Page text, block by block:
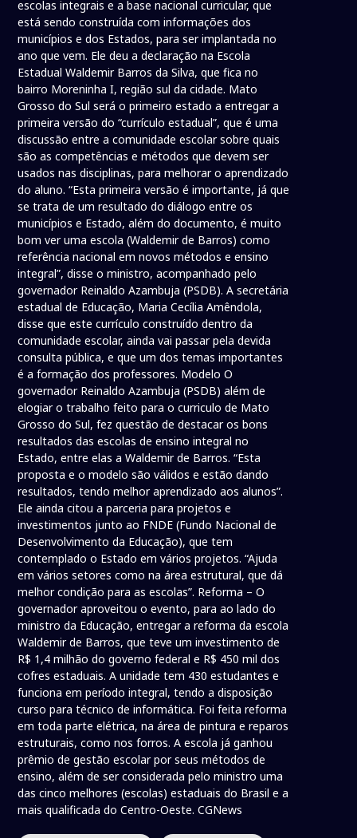
escolas integrais e a base nacional curricular, que
está sendo construída com informações dos
municípios e dos Estados, para ser implantada no
ano que vem. Ele deu a declaração na Escola
Estadual Waldemir Barros da Silva, que fica no
bairro Moreninha I, região sul da cidade. Mato
Grosso do Sul será o primeiro estado a entregar a
primeira versão do “currículo estadual”, que é uma
discussão entre a comunidade escolar sobre quais
são as competências e métodos que devem ser
usados nas disciplinas, para melhorar o aprendizado
do aluno. “Esta primeira versão é importante, já que
se trata de um resultado do diálogo entre os
municípios e Estado, além do documento, é muito
bom ver uma escola (Waldemir de Barros) como
referência nacional em novos métodos e ensino
integral”, disse o ministro, acompanhado pelo
governador Reinaldo Azambuja (PSDB). A secretária
estadual de Educação, Maria Cecília Amêndola,
disse que este currículo construído dentro da
comunidade escolar, ainda vai passar pela devida
consulta pública, e que um dos temas importantes
é a formação dos professores. Modelo O
governador Reinaldo Azambuja (PSDB) além de
elogiar o trabalho feito para o curriculo de Mato
Grosso do Sul, fez questão de destacar os bons
resultados das escolas de ensino integral no
Estado, entre elas a Waldemir de Barros. “Esta
proposta e o modelo são válidos e estão dando
resultados, tendo melhor aprendizado aos alunos”.
Ele ainda citou a parceria para projetos e
investimentos junto ao FNDE (Fundo Nacional de
Desenvolvimento da Educação), que tem
contemplado o Estado em vários projetos. “Ajuda
em vários setores como na área estrutural, que dá
melhor condição para as escolas”. Reforma – O
governador aproveitou o evento, para ao lado do
ministro da Educação, entregar a reforma da escola
Waldemir de Barros, que teve um investimento de
R$ 1,4 milhão do governo federal e R$ 450 mil dos
cofres estaduais. A unidade tem 430 estudantes e
funciona em período integral, tendo a disposição
curso para técnico de informática. Foi feita reforma
em toda parte elétrica, na área de pintura e reparos
estruturais, como nos forros. A escola já ganhou
prêmio de gestão escolar por seus métodos de
ensino, além de ser considerada pelo ministro uma
das cinco melhores (escolas) estaduais do Brasil e a
mais qualificada do Centro-Oeste. CGNews